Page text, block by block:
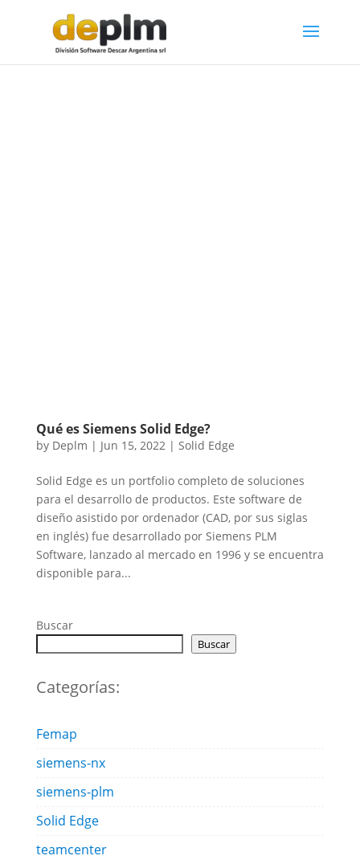
Qué es Siemens Solid Edge?
by Deplm | Jun 15, 2022| Solid Edge
Solid Edge es un portfolio completo de soluciones
para el desarrollo de productos. Este software de
diseño asistido por ordenador (CAD, por sus siglas
en inglés) fue desarrollado por Siemens PLM
Software, lanzado al mercado en 1996 y se encuentra
disponible para...
Buscar
Buscar
Categorías:
Femap
siemens-nx
siemens-plm
Solid Edge
teamcenter